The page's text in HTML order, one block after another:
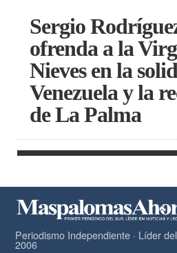
Sergio
ofrenda a la
Nieves en la
Venezuela y la
de La Palma
Periodismo Independiente · Líder
2006